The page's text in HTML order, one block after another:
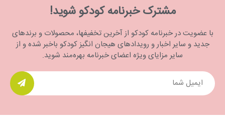
مشترک خبرنامه کودکو شوید!
با عضویت در خبرنامه کودکو از آخرین تخفیفها، محصولات و برندهای
جدید و سایر اخبار و رویدادهای هیجان انگیز کودکو باخبر شده و از
سایر مزایای ویژه اعضای خبرنامه بهره‌مند شوید.